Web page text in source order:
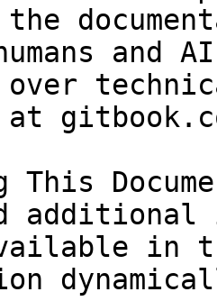
and
over
at
This
in